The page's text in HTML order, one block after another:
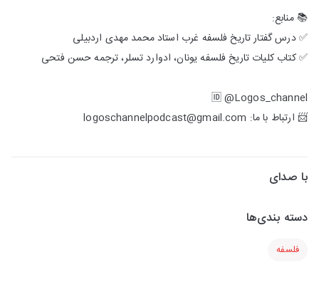
📚 منابع:
✅ درس گفتار تاریخ فلسفه غرب استاد محمد مهدی اردبیلی
✅ کتاب کلیات تاریخ فلسفه یونان، ادوارد تسلر، ترجمه حسن فتحی
🆔 @Logos_channel
📨 ارتباط با ما: logoschannelpodcast@gmail.com
با صدای
دسته بندی‌ها
فلسفه